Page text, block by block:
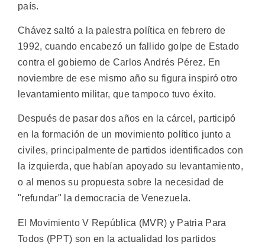
país.
Chávez saltó a la palestra política en febrero de
1992, cuando encabezó un fallido golpe de Estado
contra el gobierno de Carlos Andrés Pérez. En
noviembre de ese mismo año su figura inspiró otro
levantamiento militar, que tampoco tuvo éxito.
Después de pasar dos años en la cárcel, participó
en la formación de un movimiento político junto a
civiles, principalmente de partidos identificados con
la izquierda, que habían apoyado su levantamiento,
o al menos su propuesta sobre la necesidad de
"refundar" la democracia de Venezuela.
El Movimiento V República (MVR) y Patria Para
Todos (PPT) son en la actualidad los partidos